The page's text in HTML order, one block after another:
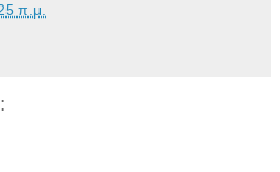
π.μ.